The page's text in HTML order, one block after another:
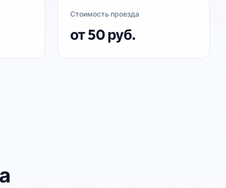
рейсы №518 выполняются по
Стоимость проезда
от 50 руб.